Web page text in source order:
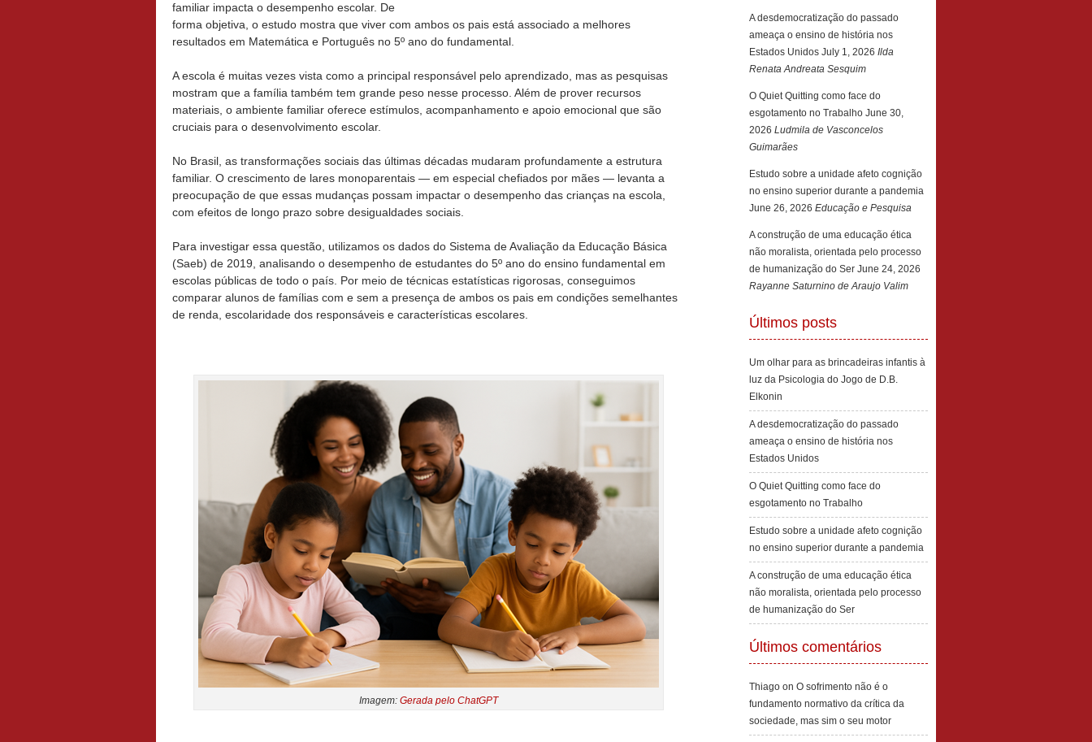
familiar impacta o desempenho escolar. De
forma objetiva, o estudo mostra que viver com ambos os pais está associado a melhores
resultados em Matemática e Português no 5º ano do fundamental.
A escola é muitas vezes vista como a principal responsável pelo aprendizado, mas as pesquisas
mostram que a família também tem grande peso nesse processo. Além de prover recursos
materiais, o ambiente familiar oferece estímulos, acompanhamento e apoio emocional que são
cruciais para o desenvolvimento escolar.
No Brasil, as transformações sociais das últimas décadas mudaram profundamente a estrutura
familiar. O crescimento de lares monoparentais — em especial chefiados por mães — levanta a
preocupação de que essas mudanças possam impactar o desempenho das crianças na escola,
com efeitos de longo prazo sobre desigualdades sociais.
Para investigar essa questão, utilizamos os dados do Sistema de Avaliação da Educação Básica
(Saeb) de 2019, analisando o desempenho de estudantes do 5º ano do ensino fundamental em
escolas públicas de todo o país. Por meio de técnicas estatísticas rigorosas, conseguimos
comparar alunos de famílias com e sem a presença de ambos os pais em condições semelhantes
de renda, escolaridade dos responsáveis e características escolares.
Imagem: Gerada pelo ChatGPT
A desdemocratização do passado
ameaça o ensino de história nos
Estados Unidos July 1, 2026 Ilda
Renata Andreata Sesquim
O Quiet Quitting como face do
esgotamento no Trabalho June 30,
2026 Ludmila de Vasconcelos
Guimarães
Estudo sobre a unidade afeto cognição
no ensino superior durante a pandemia
June 26, 2026 Educação e Pesquisa
A construção de uma educação ética
não moralista, orientada pelo processo
de humanização do Ser June 24, 2026
Rayanne Saturnino de Araujo Valim
Últimos posts
Um olhar para as brincadeiras infantis à
luz da Psicologia do Jogo de D.B.
Elkonin
A desdemocratização do passado
ameaça o ensino de história nos
Estados Unidos
O Quiet Quitting como face do
esgotamento no Trabalho
Estudo sobre a unidade afeto cognição
no ensino superior durante a pandemia
A construção de uma educação ética
não moralista, orientada pelo processo
de humanização do Ser
Últimos comentários
Thiago on O sofrimento não é o
fundamento normativo da crítica da
sociedade, mas sim o seu motor